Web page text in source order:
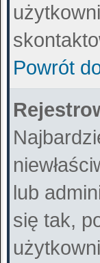
Powrót
lub
się tak,